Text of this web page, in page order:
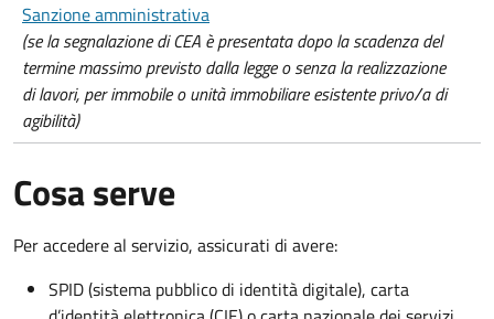
Sanzione amministrativa
(se la segnalazione di CEA è presentata dopo la scadenza del
termine massimo previsto dalla legge o senza la realizzazione
di lavori, per immobile o unità immobiliare esistente privo/a di
agibilità)
Cosa serve
Per accedere al servizio, assicurati di avere:
SPID (sistema pubblico di identità digitale), carta